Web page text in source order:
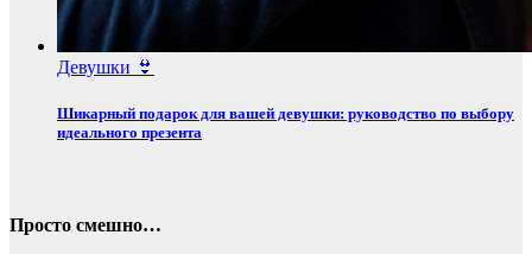
Девушки 👙
Шикарный подарок для вашей девушки: руководство по выбору
идеального презента
Просто смешно…